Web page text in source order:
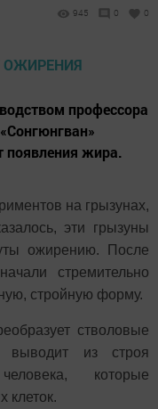
945 0 0
профессора
появления жира.
на грызунах,
эти грызуны
ожирению. После
стремительно
стройную форму.
стволовые
из строя
которые
клеток.